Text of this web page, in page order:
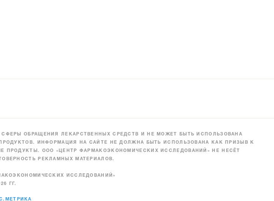
ОБРАЩЕНИЯ ЛЕКАРСТВЕННЫХ СРЕДСТВ И НЕ МОЖЕТ БЫТЬ ИСПОЛЬЗОВАНА
ИНФОРМАЦИЯ НА САЙТЕ НЕ ДОЛЖНА БЫТЬ ИСПОЛЬЗОВАНА КАК ПРИЗЫВ К
ПРОДУКТЫ. ООО «ЦЕНТР ФАРМАКОЭКОНОМИЧЕСКИХ ИССЛЕДОВАНИЙ» НЕ НЕСЁТ
РЕКЛАМНЫХ МАТЕРИАЛОВ.
ИССЛЕДОВАНИЙ»
ГГ.